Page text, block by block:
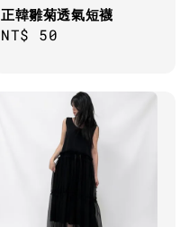
正韓雛菊透氣短襪
Regular
NT$ 50